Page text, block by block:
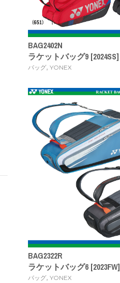
BAG2402N
ラケットバッグ9 [2024SS]
バッグ, YONEX
BAG2322R
ラケットバッグ6 [2023FW]
バッグ, YONEX